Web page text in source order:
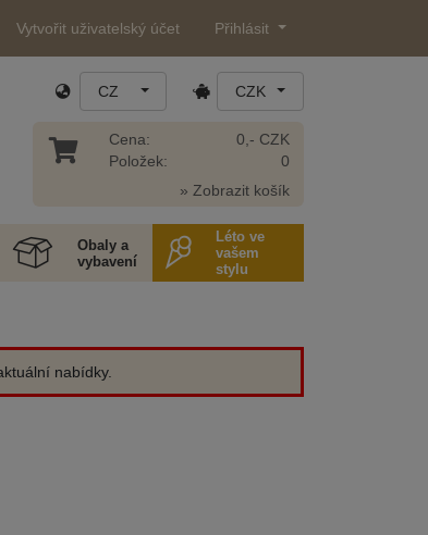
Vytvořit uživatelský účet Přihlásit
CZ CZK
Cena:
Položek:
0,- CZK
0
» Zobrazit košík
Obaly a
vybavení
Léto ve
vašem
stylu
nabídky.